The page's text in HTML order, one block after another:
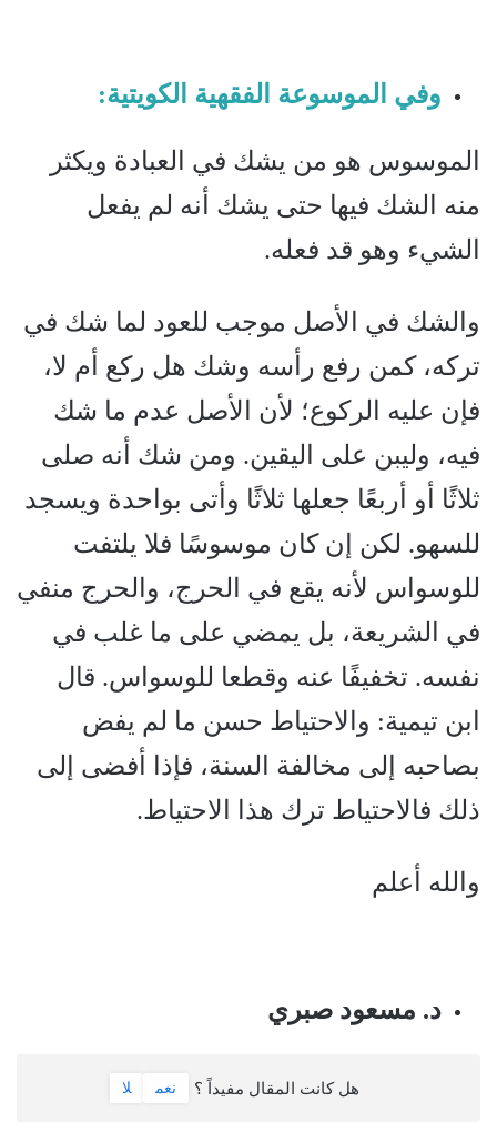
وفي الموسوعة الفقهية الكويتية:
الموسوس هو من يشك في العبادة ويكثر
منه الشك فيها حتى يشك أنه لم يفعل
الشيء وهو قد فعله.
والشك في الأصل موجب للعود لما شك في
تركه، كمن رفع رأسه وشك هل ركع أم لا،
فإن عليه الركوع؛ لأن الأصل عدم ما شك
فيه، وليبن على اليقين. ومن شك أنه صلى
ثلاثًا أو أربعًا جعلها ثلاثًا وأتى بواحدة ويسجد
للسهو. لكن إن كان موسوسًا فلا يلتفت
للوسواس لأنه يقع في الحرج، والحرج منفي
في الشريعة، بل يمضي على ما غلب في
نفسه. تخفيفًا عنه وقطعا للوسواس. قال
ابن تيمية: والاحتياط حسن ما لم يفض
بصاحبه إلى مخالفة السنة، فإذا أفضى إلى
ذلك فالاحتياط ترك هذا الاحتياط.
والله أعلم
د. مسعود صبري
هل كانت المقال مفيداً ؟ نعم لا